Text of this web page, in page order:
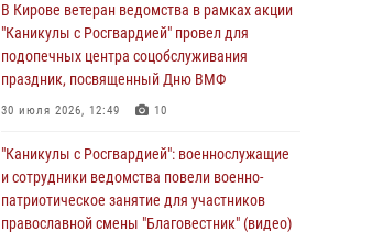
В Кирове офицер Росгвардии стал
победителем открытого шахматного турнира
01 августа 2026, 07:08 1
армии Виктор Золотов поздравил
специалистов подразделений тыла с
профессиональным праздником
01 августа 2026, 07:05
В Кирове ветеран ведомства в рамках акции
"Каникулы с Росгвардией" провел для
подопечных центра соцобслуживания
праздник, посвященный Дню ВМФ
30 июля 2026, 12:49 10
"Каникулы с Росгвардией": военнослужащие
и сотрудники ведомства повели военно-
патриотическое занятие для участников
православной смены "Благовестник" (видео)